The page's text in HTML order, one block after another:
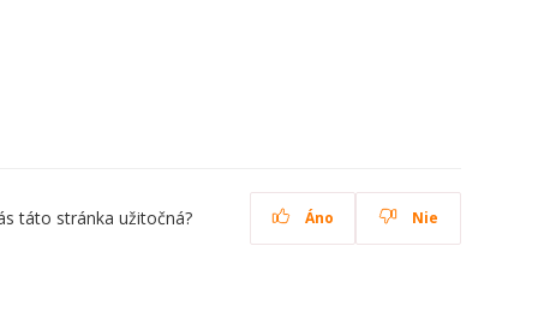
táto stránka užitočná? Áno Nie